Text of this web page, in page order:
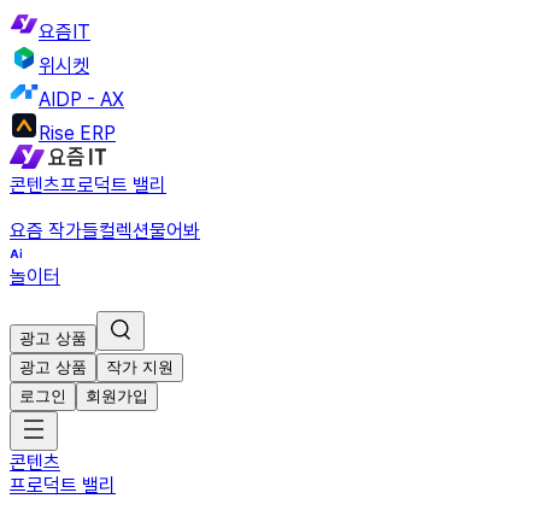
요즘IT
위시켓
AIDP - AX
Rise ERP
콘텐츠프로덕트 밸리
요즘 작가들컬렉션물어봐
놀이터
광고 상품
광고 상품
작가 지원
로그인
회원가입
콘텐츠
프로덕트 밸리